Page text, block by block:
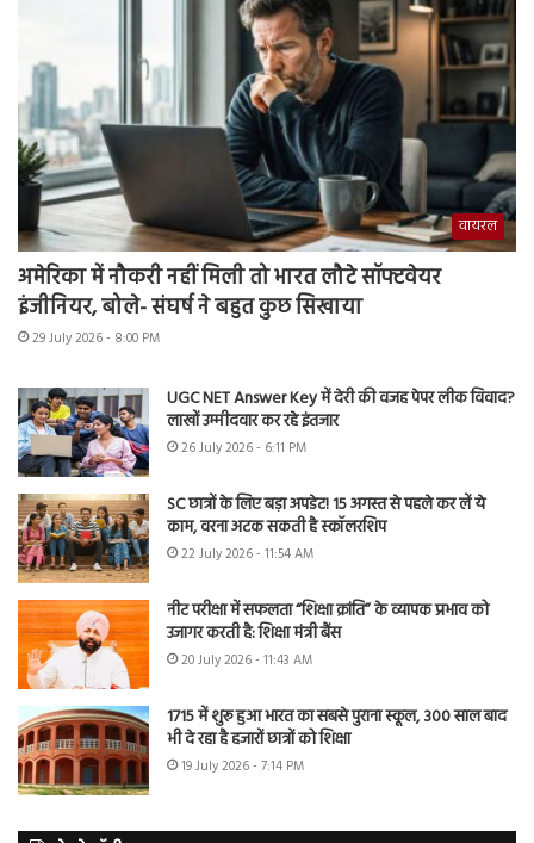
वायरल
अमेरिका में नौकरी नहीं मिली तो भारत लौटे सॉफ्टवेयर
इंजीनियर, बोले- संघर्ष ने बहुत कुछ सिखाया
29 July 2026 - 8:00 PM
UGC NET Answer Key में देरी की वजह पेपर लीक विवाद?
लाखों उम्मीदवार कर रहे इंतजार
26 July 2026 - 6:11 PM
SC छात्रों के लिए बड़ा अपडेट! 15 अगस्त से पहले कर लें ये
काम, वरना अटक सकती है स्कॉलरशिप
22 July 2026 - 11:54 AM
नीट परीक्षा में सफलता “शिक्षा क्रांति” के व्यापक प्रभाव को
उजागर करती है: शिक्षा मंत्री बैंस
20 July 2026 - 11:43 AM
1715 में शुरू हुआ भारत का सबसे पुराना स्कूल, 300 साल बाद
भी दे रहा है हजारों छात्रों को शिक्षा
19 July 2026 - 7:14 PM